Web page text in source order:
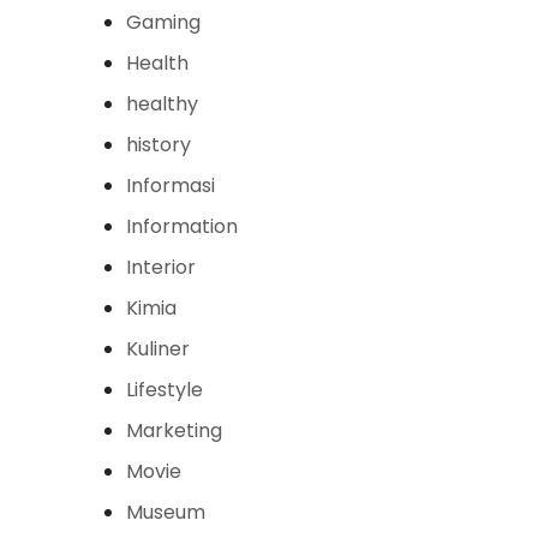
Gaming
Health
healthy
history
Informasi
Information
Interior
Kimia
Kuliner
Lifestyle
Marketing
Movie
Museum